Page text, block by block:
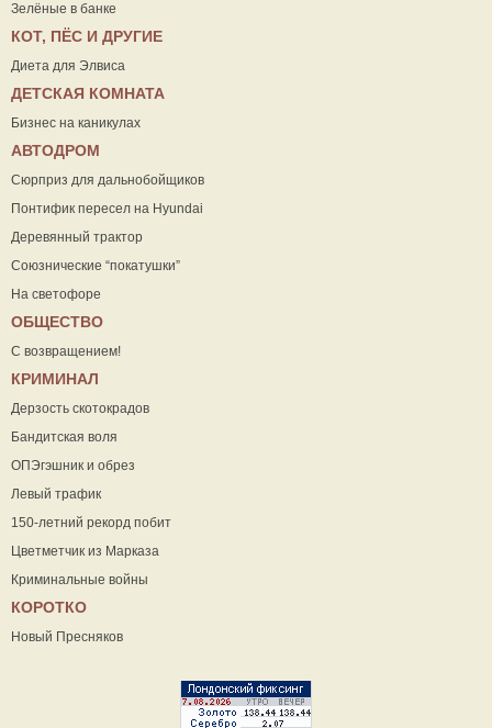
Зелёные в банке
КОТ, ПЁС И ДРУГИЕ
Диета для Элвиса
ДЕТСКАЯ КОМНАТА
Бизнес на каникулах
АВТОДРОМ
Сюрприз для дальнобойщиков
Понтифик пересел на Hyundai
Деревянный трактор
Союзнические “покатушки”
На светофоре
ОБЩЕСТВО
С возвращением!
КРИМИНАЛ
Дерзость скотокрадов
Бандитская воля
ОПЭгэшник и обрез
Левый трафик
150-летний рекорд побит
Цветметчик из Марказа
Криминальные войны
КОРОТКО
Новый Пресняков